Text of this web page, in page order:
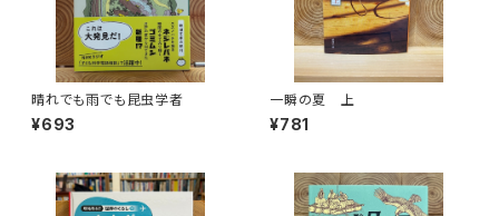
晴れでも雨でも昆虫学者
¥693
一瞬の夏 上
¥781